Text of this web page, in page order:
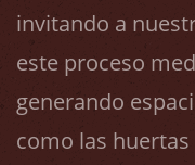
invitando a
este proceso
generando
como las